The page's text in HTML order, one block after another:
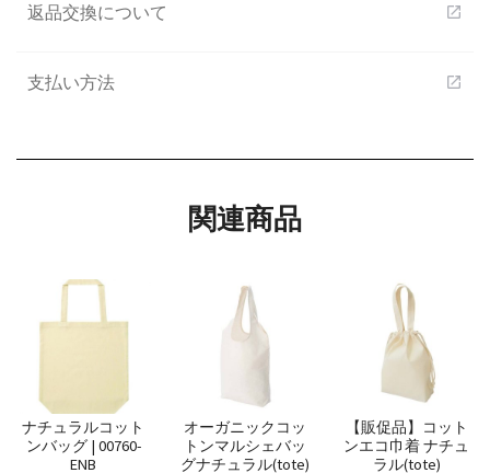
返品交換について open_in_new
支払い方法 open_in_new
関連商品
ナチュラルコット
ンバッグ | 00760-
ENB
オーガニックコッ
トンマルシェバッ
グナチュラル(tote)
【販促品】コット
ンエコ巾着 ナチュ
ラル(tote)